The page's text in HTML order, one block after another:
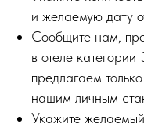
и желаемую дату
Сообщите нам,
в отеле
предлагаем
нашим личным
Укажите